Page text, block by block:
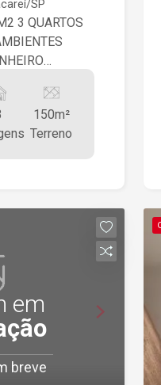
SP
3 QUARTOS
SAÍDA
PRÓXIMOS A
150m²
Terreno
em
breve